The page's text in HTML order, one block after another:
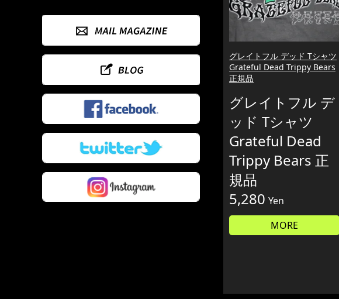
グレイトフル デッド Tシャツ
Grateful Dead Trippy Bears
正規品
グレイトフル デ
ッド Tシャツ
Grateful Dead
Trippy Bears 正
規品
5,280 Yen
MORE